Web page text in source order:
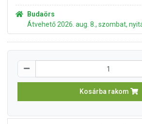
Budaörs
Átvehető 2026. aug. 8., szombat,
Kosárba rakom